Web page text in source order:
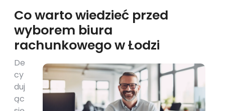
Co warto wiedzieć przed
wyborem biura
rachunkowego w Łodzi
De
cy
duj
ąc